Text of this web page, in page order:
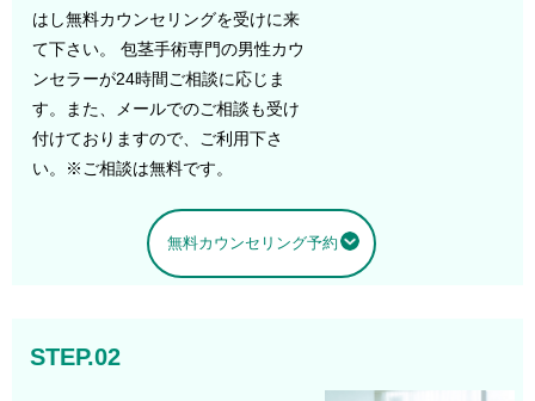
はし無料カウンセリングを受けに来
て下さい。 包茎手術専門の男性カウ
ンセラーが24時間ご相談に応じま
す。また、メールでのご相談も受け
付けておりますので、ご利用下さ
い。※ご相談は無料です。
無料カウンセリング予約
STEP.02